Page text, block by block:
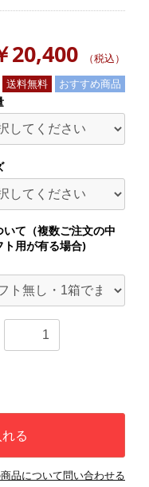
20,400
（税込）
送料無料
おすすめ商品
いて（複数ご注文の中
ト用が有る場合)
る
品について問い合わせる